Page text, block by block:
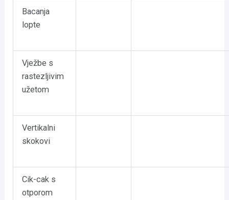
Bacanja
lopte
Vježbe s
rastezljivim
užetom
Vertikalni
skokovi
Cik-cak s
otporom